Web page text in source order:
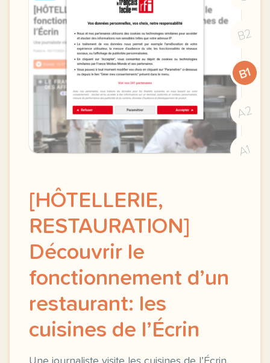
B2
B1
A2
A1
[HÔTELLERIE,
RESTAURATION]
Découvrir le
fonctionnement d’un
restaurant: les
cuisines de l’Écrin